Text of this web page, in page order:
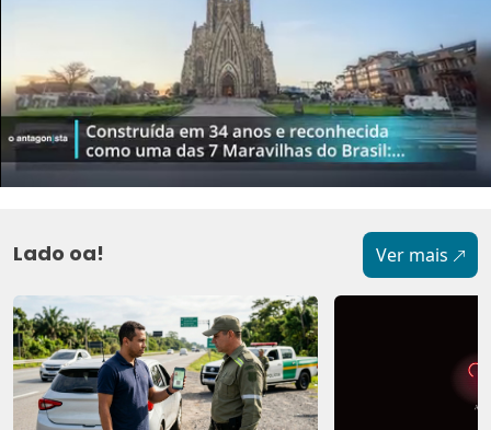
Lado oa! Ver mais